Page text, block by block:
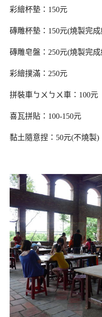
彩繪杯墊：150元
磚雕杯墊：150元(燒製完
磚雕皂盤：250元(燒製完
彩繪撲滿： 250元
拼裝車ㄅㄨㄅㄨ車：100元
喜瓦拼貼：100-150元
黏土隨意捏：50元(不燒製)